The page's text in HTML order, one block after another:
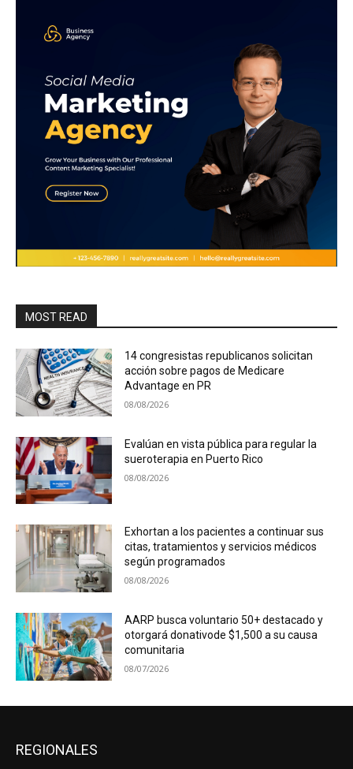
MOST READ
14 congresistas republicanos solicitan
acción sobre pagos de Medicare
Advantage en PR
08/08/2026
Evalúan en vista pública para regular la
sueroterapia en Puerto Rico
08/08/2026
Exhortan a los pacientes a continuar sus
citas, tratamientos y servicios médicos
según programados
08/08/2026
AARP busca voluntario 50+ destacado y
otorgará donativode $1,500 a su causa
comunitaria
08/07/2026
REGIONALES